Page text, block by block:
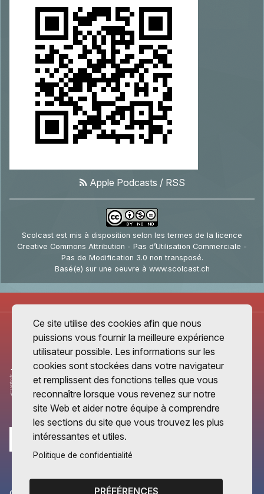
Apple Podcasts / RSS
Scolcast est mis à disposition selon les termes de la licence
Creative Commons Attribution - Pas d’Utilisation Commerciale -
Pas de Modification 3.0 non transposé.
Basé(e) sur une oeuvre à www.scolcast.ch
Ce site utilise des cookies afin que nous
puissions vous fournir la meilleure expérience
utilisateur possible. Les informations sur les
cookies sont stockées dans votre navigateur
et remplissent des fonctions telles que vous
reconnaître lorsque vous revenez sur notre
site Web et aider notre équipe à comprendre
les sections du site que vous trouvez les plus
intéressantes et utiles.
Politique de confidentialité
PRÉFÉRENCES